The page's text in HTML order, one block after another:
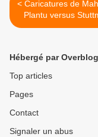
< Caricatures de Mahomet :
Plantu versus
Hébergé par Overblog
Top articles
Pages
Contact
Signaler un abus